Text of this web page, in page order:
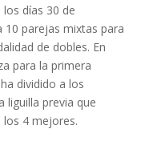
los días 30 de
10 parejas mixtas para
de dobles. En
para la primera
dividido a los
liguilla previa que
los 4 mejores.